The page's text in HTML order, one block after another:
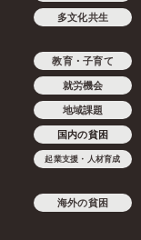
多文化共生
教育・子育て
就労機会
地域課題
国内の貧困
起業支援・人材育成
海外の貧困